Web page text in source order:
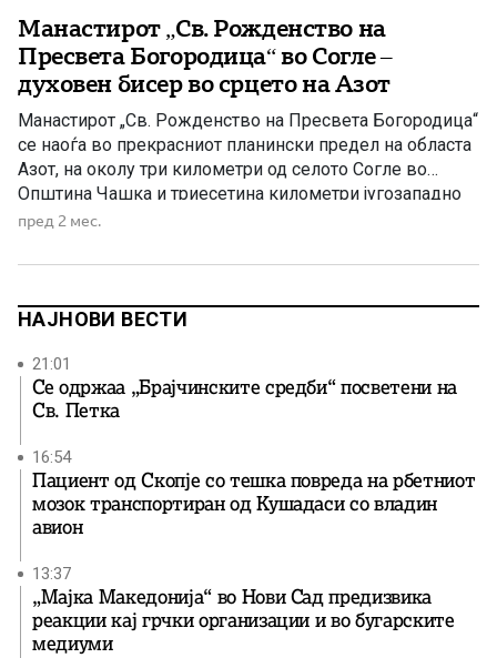
Манастирот „Св. Рожденство на
Пресвета Богородица“ во Согле –
духовен бисер во срцето на Азот
Манастирот „Св. Рожденство на Пресвета Богородица“
се наоѓа во прекрасниот планински предел на областа
Азот, на околу три километри од селото Согле во
Општина Чашка и триесетина километри југозападно
од Велес. Опкружен со густи шуми и недопрена
најзначајните светилишта во регионот. Иако за
пред 2 мес.
НАЈНОВИ ВЕСТИ
21:01
Се одржаа „Брајчинските средби“ посветени на
Св. Петка
16:54
Пациент од Скопје со тешка повреда на рбетниот
мозок транспортиран од Кушадаси со владин
авион
13:37
„Мајка Македонија“ во Нови Сад предизвика
реакции кај грчки организации и во бугарските
медиуми